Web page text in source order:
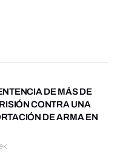
DE MÁS DE
CONTRA UNA
DE ARMA EN